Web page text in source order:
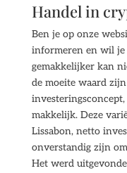
Handel in
Ben je op onze
informeren en wil je
gemakkelijker kan
de moeite waard
makkelijk. Deze
Lissabon, netto
onverstandig zijn
Het werd